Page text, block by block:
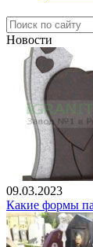
Новости
09.03.2023
Какие формы